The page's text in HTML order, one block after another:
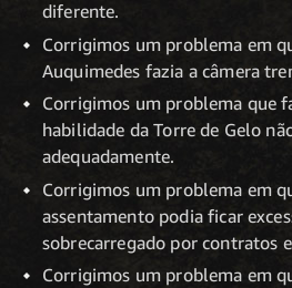
diferente.
Corrigimos um problema em
Auquimedes fazia a câmera
Corrigimos um problema que
habilidade da Torre de Gelo
adequadamente.
Corrigimos um problema em
assentamento podia ficar
sobrecarregado por contratos
Corrigimos um problema em